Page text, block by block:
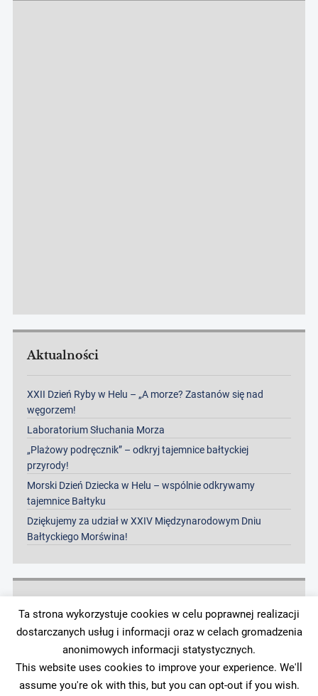
Aktualności
XXII Dzień Ryby w Helu – „A morze? Zastanów się nad
węgorzem!
Laboratorium Słuchania Morza
„Plażowy podręcznik” – odkryj tajemnice bałtyckiej
przyrody!
Morski Dzień Dziecka w Helu – wspólnie odkrywamy
tajemnice Bałtyku
Dziękujemy za udział w XXIV Międzynarodowym Dniu
Bałtyckiego Morświna!
Ta strona wykorzystuje cookies w celu poprawnej realizacji
dostarczanych usług i informacji oraz w celach gromadzenia
anonimowych informacji statystycznych.
This website uses cookies to improve your experience. We'll
assume you're ok with this, but you can opt-out if you wish.